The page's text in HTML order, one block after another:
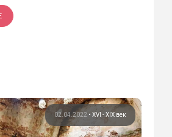
02.04.2022 • XVI - XIX век